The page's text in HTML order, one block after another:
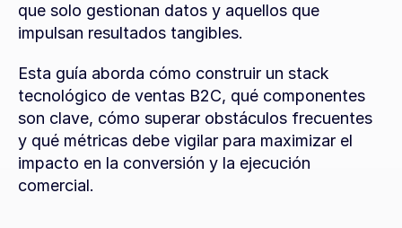
que solo gestionan datos y aquellos que
impulsan resultados tangibles.
Esta guía aborda cómo construir un stack
tecnológico de ventas B2C, qué componentes
son clave, cómo superar obstáculos frecuentes
y qué métricas debe vigilar para maximizar el
impacto en la conversión y la ejecución
comercial.